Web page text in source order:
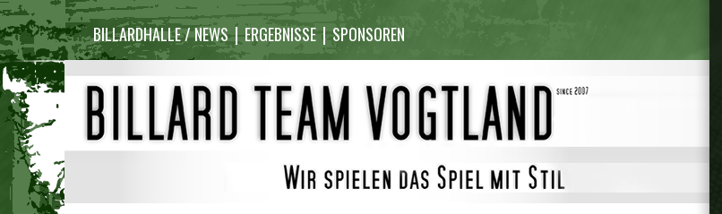
Inhalt
überspringen
BILLARDHALLE / NEWS ERGEBNISSE SPONSOREN